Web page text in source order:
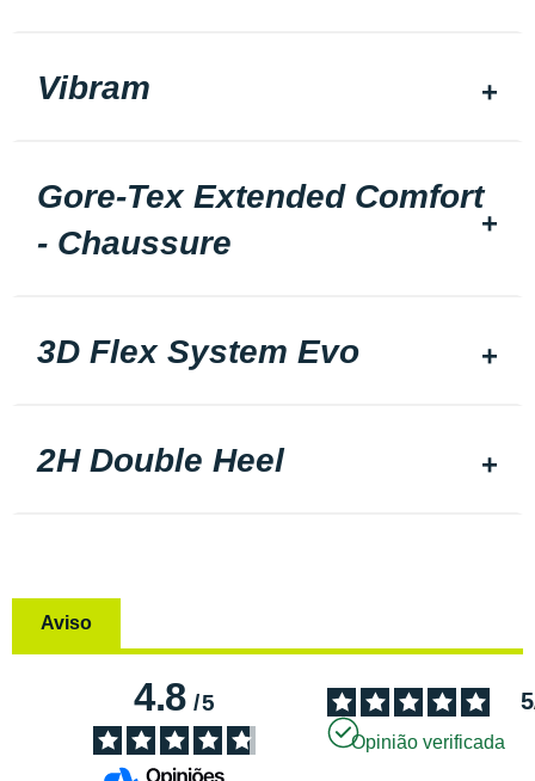
Vibram
Gore-Tex Extended Comfort
- Chaussure
3D Flex System Evo
2H Double Heel
Aviso
4.8/5 5
Opinião verificada